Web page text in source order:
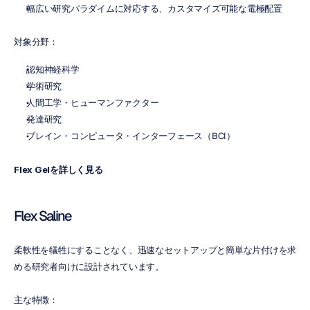
幅広い研究パラダイムに対応する、カスタマイズ可能な電極配置
対象分野：
認知神経科学
学術研究
人間工学・ヒューマンファクター
発達研究
ブレイン・コンピュータ・インターフェース（BCI）
Flex Gelを詳しく見る
Flex Saline
柔軟性を犠牲にすることなく、迅速なセットアップと簡単な片付けを求
める研究者向けに設計されています。
主な特徴：